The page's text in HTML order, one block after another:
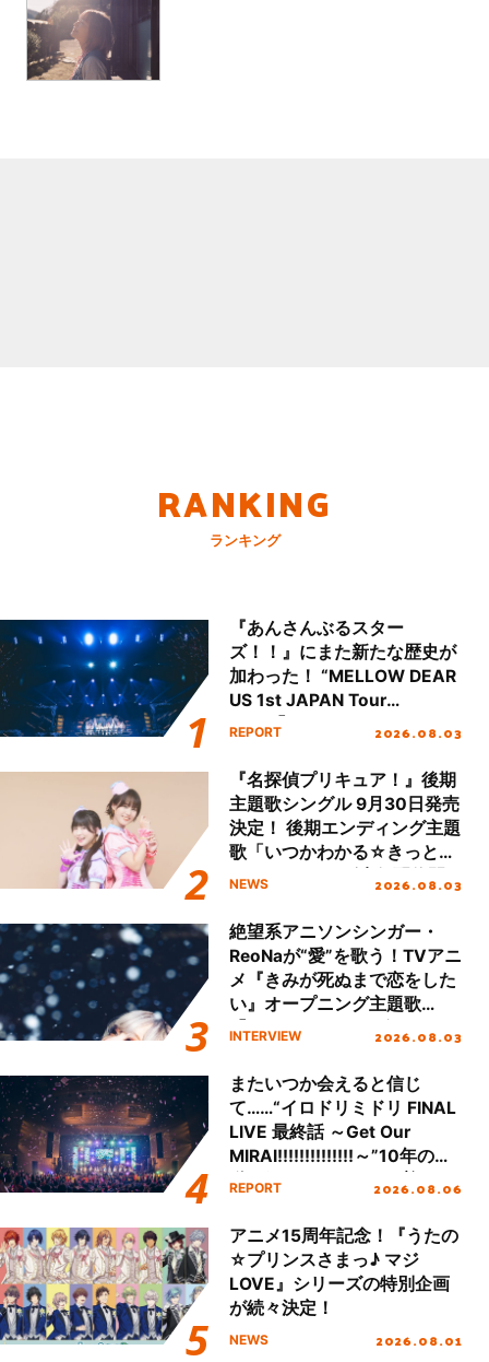
RANKING
ランキング
『あんさんぶるスター
ズ！！』にまた新たな歴史が
加わった！ “MELLOW DEAR
US 1st JAPAN Tour
Final「NICE to meet YOU
ート!!
REPORT 2026.08.03
『名探偵プリキュア！』後期
主題歌シングル 9月30日発売
決定！ 後期エンディング主題
歌「いつかわかる☆きっとあ
える」TVサイズ先行配信開
NEWS 2026.08.03
絶望系アニソンシンガー・
ReoNaが“愛”を歌う！TVアニ
メ『きみが死ぬまで恋をした
い』オープニング主題歌
「Amore」インタビュー
INTERVIEW 2026.08.03
またいつか会えると信じ
て……“イロドリミドリ FINAL
LIVE 最終話 ～Get Our
MIRAI!!!!!!!!!!!!!!～”10年の活
動を経てファイナルを迎える
REPORT 2026.08.06
アニメ15周年記念！『うたの
☆プリンスさまっ♪ マジ
LOVE』シリーズの特別企画
が続々決定！
NEWS 2026.08.01